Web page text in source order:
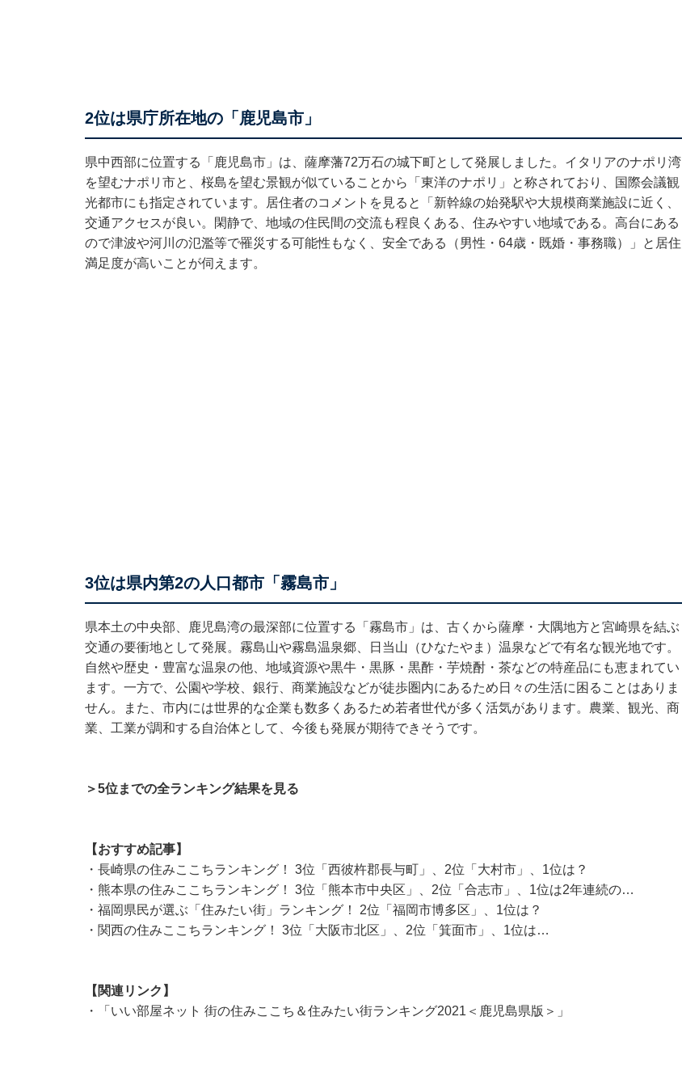
2位は県庁所在地の「鹿児島市」
県中西部に位置する「鹿児島市」は、薩摩藩72万石の城下町として発展しました。イタリアのナポリ湾
を望むナポリ市と、桜島を望む景観が似ていることから「東洋のナポリ」と称されており、国際会議観
光都市にも指定されています。居住者のコメントを見ると「新幹線の始発駅や大規模商業施設に近く、
交通アクセスが良い。閑静で、地域の住民間の交流も程良くある、住みやすい地域である。高台にある
ので津波や河川の氾濫等で罹災する可能性もなく、安全である（男性・64歳・既婚・事務職）」と居住
満足度が高いことが伺えます。
3位は県内第2の人口都市「霧島市」
県本土の中央部、鹿児島湾の最深部に位置する「霧島市」は、古くから薩摩・大隅地方と宮崎県を結ぶ
交通の要衝地として発展。霧島山や霧島温泉郷、日当山（ひなたやま）温泉などで有名な観光地です。
自然や歴史・豊富な温泉の他、地域資源や黒牛・黒豚・黒酢・芋焼酎・茶などの特産品にも恵まれてい
ます。一方で、公園や学校、銀行、商業施設などが徒歩圏内にあるため日々の生活に困ることはありま
せん。また、市内には世界的な企業も数多くあるため若者世代が多く活気があります。農業、観光、商
業、工業が調和する自治体として、今後も発展が期待できそうです。
＞5位までの全ランキング結果を見る
【おすすめ記事】
・ 長崎県の住みここちランキング！ 3位「西彼杵郡長与町」、2位「大村市」、1位は？
・ 熊本県の住みここちランキング！ 3位「熊本市中央区」、2位「合志市」、1位は2年連続の…
・ 福岡県民が選ぶ「住みたい街」ランキング！ 2位「福岡市博多区」、1位は？
・ 関西の住みここちランキング！ 3位「大阪市北区」、2位「箕面市」、1位は…
【関連リンク】
・
「いい部屋ネット 街の住みここち＆住みたい街ランキング2021＜鹿児島県版＞」